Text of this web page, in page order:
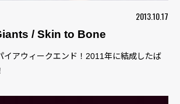
2013.10.17
/ Skin to Bone
イアウィークエンド！2011年に結成したば